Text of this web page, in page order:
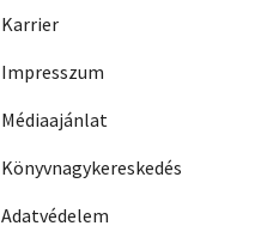
Karrier
Impresszum
Médiaajánlat
Könyvnagykereskedés
Adatvédelem